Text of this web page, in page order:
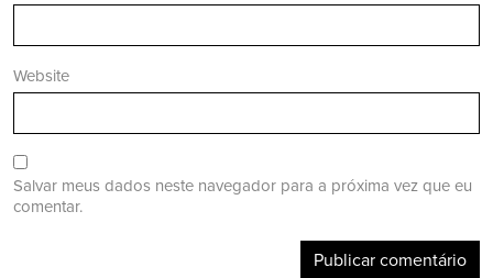
Website
Salvar meus dados neste navegador para a próxima vez que eu
comentar.